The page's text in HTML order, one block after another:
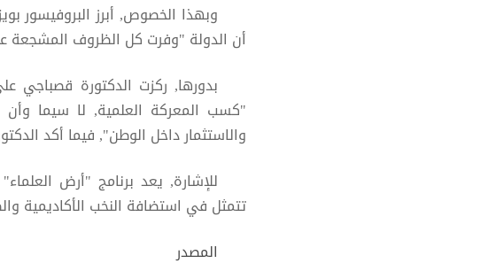
وبهذا الخصوص, أبرز البروفيسور
أن الدولة "وفرت كل الظروف المشجعة
بدورها, ركزت الدكتورة قصباجي
"كسب المعركة العلمية, لا سيما وأن
والاستثمار داخل الوطن", فيما أكد
للإشارة, يعد برنامج "أرض
تتمثل في استضافة النخب الأكاديمية
المصدر